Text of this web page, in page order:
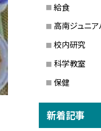
給食
高南ジュニ
校内研究
科学教室
保健
新着記事